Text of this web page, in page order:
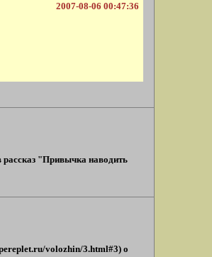
2007-08-06 00:47:36
рассказ "Привычка наводить
volozhin/3.html#3) о